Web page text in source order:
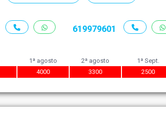
619979601
1ª agosto
4000
2ª agosto
3300
1ª Sept.
2500